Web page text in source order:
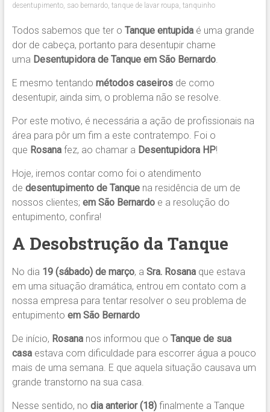
desentupimento, sao bernardo, tanque de lavar roupa, tanquinho
Todos sabemos que ter o Tanque entupida é uma grande
dor de cabeça, portanto para desentupir chame
uma Desentupidora de Tanque em São Bernardo.
E mesmo tentando métodos caseirosde como
desentupir, ainda sim, o problema não se resolve.
Por este motivo, é necessária a ação de profissionais na
área para pôr um fim a este contratempo. Foi o
que Rosana fez, ao chamar a Desentupidora HP!
Hoje, iremos contar como foi o atendimento
de desentupimento de Tanque na residência de um de
nossos clientes; em São Bernardoe a resolução do
entupimento, confira!
A Desobstrução da Tanque
No dia 19 (sábado) de março, a Sra. Rosanaque estava
em uma situação dramática, entrou em contato com a
nossa empresa para tentar resolver o seu problema de
entupimento em São Bernardo
De início, Rosananos informou que o Tanque de sua
casaestava com dificuldade para escorrer água a pouco
mais de uma semana. E que aquela situação causava um
grande transtorno na sua casa.
Nesse sentido, no dia anterior (18)finalmente a Tanque